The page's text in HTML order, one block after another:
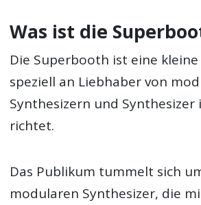
Was ist die
Die Superbooth ist eine kleine
speziell an Liebhaber von
Synthesizern und Synthesizer
richtet.
Das Publikum tummelt sich
modularen Synthesizer, die